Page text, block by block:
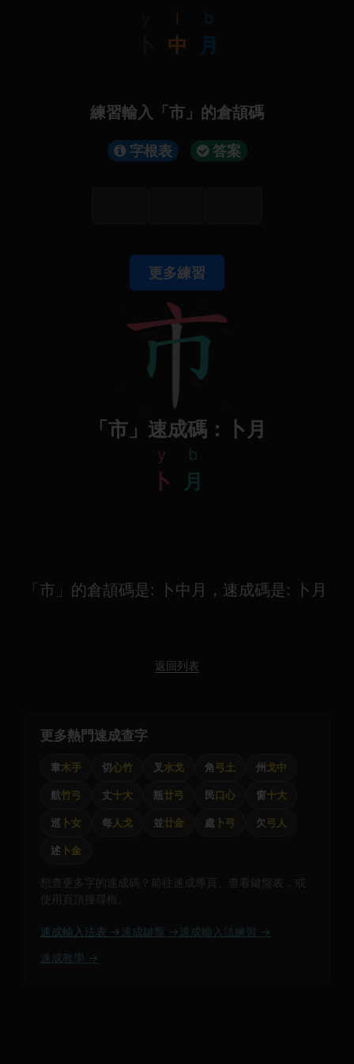
l
中
b
月
練習輸入「市」的倉頡碼
字根表 答案
更多練習
「市」速成碼：卜月
y
卜
b
月
「市」的倉頡碼是: 卜中月，速成碼是: 卜月
返回列表
更多熱門速成查字
韋木手 切心竹 叉 水戈 角弓土 州 戈中
航竹弓 丈十大 瓶廿弓 民口心 窗十大
巡 卜女 每人戈 並廿金 處 卜弓 欠弓人
述 卜金
想查更多字的速成碼？前往速成專頁、查看鍵盤表，或
使用頁頂搜尋框。
速成輸入法表 → 速成鍵盤 → 速成輸入法練習 →
速成教學 →